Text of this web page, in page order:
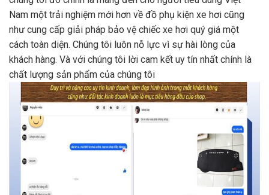
Nam một trải nghiệm mới hơn về đồ phụ kiện xe hơi cũng
như cung cấp giải pháp bảo vệ chiếc xe hơi quý giá một
cách toàn diện. Chúng tôi luôn nỗ lực vì sự hài lòng của
khách hàng. Và với chúng tôi lời cam kết uy tín nhất chính là
chất lượng sản phẩm của chúng tôi